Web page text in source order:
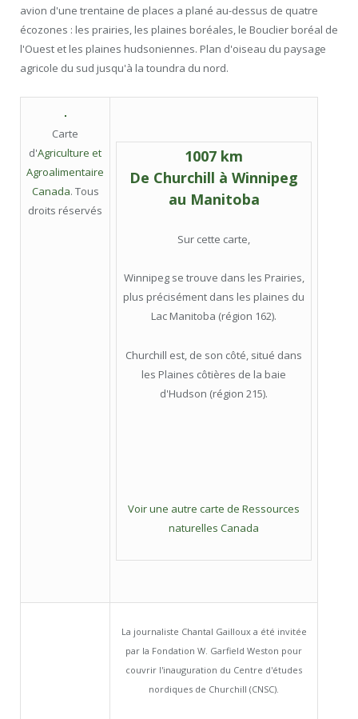
avion d'une trentaine de places a plané au-dessus de quatre
écozones : les prairies, les plaines boréales, le Bouclier boréal de
l'Ouest et les plaines hudsoniennes. Plan d'oiseau du paysage
agricole du sud jusqu'à la toundra du nord.
Carte
d'Agriculture et
Agroalimentaire
Canada. Tous
droits réservés
1007 km
De Churchill à Winnipeg
au Manitoba
Sur cette carte,
Winnipeg se trouve dans les Prairies,
plus précisément dans les plaines du
Lac Manitoba (région 162).
Churchill est, de son côté, situé dans
les Plaines côtières de la baie
d'Hudson (région 215).
Voir une autre carte de Ressources
naturelles Canada
La journaliste Chantal Gailloux a été invitée
par la Fondation W. Garfield Weston pour
couvrir l'inauguration du Centre d'études
nordiques de Churchill (CNSC).